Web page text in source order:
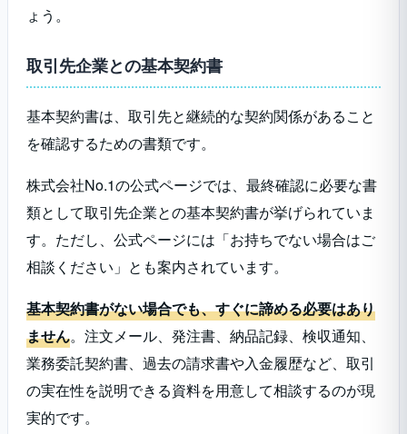
ょう。
取引先企業との基本契約書
基本契約書は、取引先と継続的な契約関係があること
を確認するための書類です。
株式会社No.1の公式ページでは、最終確認に必要な書
類として取引先企業との基本契約書が挙げられていま
す。ただし、公式ページには「お持ちでない場合はご
相談ください」とも案内されています。
基本契約書がない場合でも、すぐに諦める必要はあり
ません。注文メール、発注書、納品記録、検収通知、
業務委託契約書、過去の請求書や入金履歴など、取引
の実在性を説明できる資料を用意して相談するのが現
実的です。